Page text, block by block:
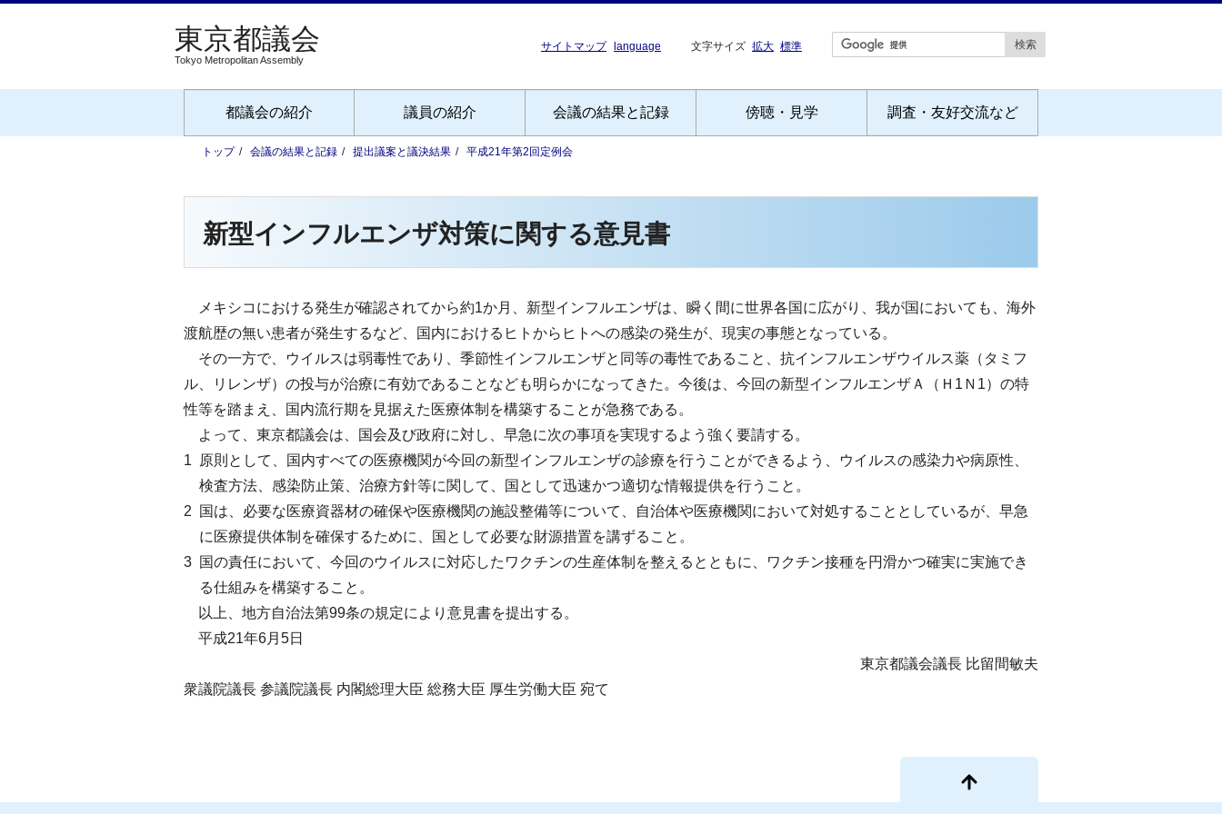
Tokyo Metropolitan Assembly
サイトマップ language 文字サイズ 拡大 標準
都議会の紹介 議員の紹介 会議の結果と記録 傍聴・見学 調査・友好交流など
トップ 会議の結果と記録 提出議案と議決結果 平成21年第2回定例会
新型インフルエンザ対策に関する意見書
メキシコにおける発生が確認されてから約1か月、新型インフルエンザは、瞬く間に世界各国に広がり、我が国においても、海外
渡航歴の無い患者が発生するなど、国内におけるヒトからヒトへの感染の発生が、現実の事態となっている。
その一方で、ウイルスは弱毒性であり、季節性インフルエンザと同等の毒性であること、抗インフルエンザウイルス薬（タミフ
ル、リレンザ）の投与が治療に有効であることなども明らかになってきた。今後は、今回の新型インフルエンザＡ（Ｈ1Ｎ1）の特
性等を踏まえ、国内流行期を見据えた医療体制を構築することが急務である。
よって、東京都議会は、国会及び政府に対し、早急に次の事項を実現するよう強く要請する。
1
原則として、国内すべての医療機関が今回の新型インフルエンザの診療を行うことができるよう、ウイルスの感染力や病原性、
検査方法、感染防止策、治療方針等に関して、国として迅速かつ適切な情報提供を行うこと。
2
国は、必要な医療資器材の確保や医療機関の施設整備等について、自治体や医療機関において対処することとしているが、早急
に医療提供体制を確保するために、国として必要な財源措置を講ずること。
3 国の責任において、今回のウイルスに対応したワクチンの生産体制を整えるとともに、ワクチン接種を円滑かつ確実に実施でき
る仕組みを構築すること。
以上、地方自治法第99条の規定により意見書を提出する。
平成21年6月5日
東京都議会議長 比留間敏夫
衆議院議長 参議院議長 内閣総理大臣 総務大臣 厚生労働大臣 宛て